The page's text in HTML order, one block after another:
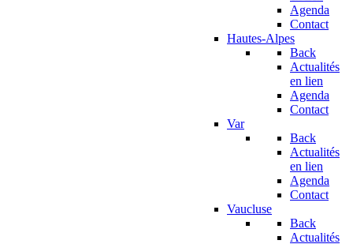
Agenda
Contact
Hautes-Alpes
Back
Actualités
en lien
Agenda
Contact
Var
Back
Actualités
en lien
Agenda
Contact
Vaucluse
Back
Actualités